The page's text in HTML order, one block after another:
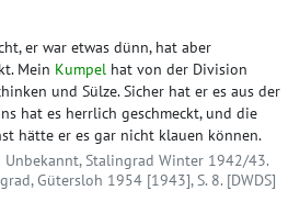
er war etwas dünn, hat aber
Mein Kumpel hat von der Division
und Sülze. Sicher hat er es aus der
hat es herrlich geschmeckt, und die
hätte er es gar nicht klauen können.
Stalingrad Winter 1942/43.
Gütersloh 1954 [1943], S. 8. [DWDS]